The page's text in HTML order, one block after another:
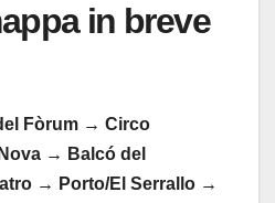
in breve
Fòrum → Circo
→ Balcó del
→ Porto/El Serrallo →